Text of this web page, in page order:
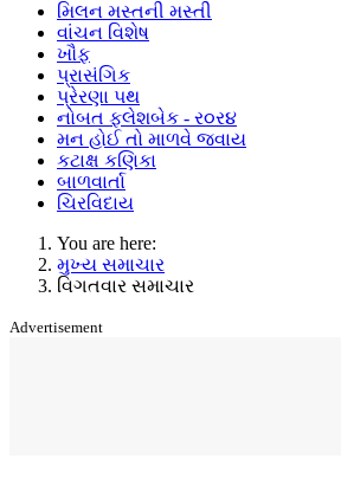
મિલન મસ્તની મસ્તી
વાંચન વિશેષ
ખૌફ
પ્રાસંગિક
પ્રેરણા પથ
નોબત ફ્લેશબેક - ર૦ર૪
મન હોઈ તો માળવે જવાય
કટાક્ષ કણિકા
બાળવાર્તા
ચિરવિદાય
You are here:
મુખ્ય સમાચાર
વિગતવાર સમાચાર
Advertisement